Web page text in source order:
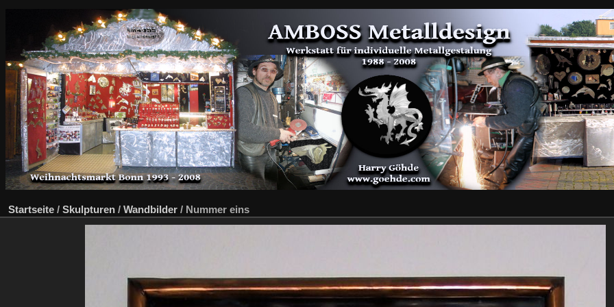
Startseite / Skulpturen / Wandbilder / Nummer eins